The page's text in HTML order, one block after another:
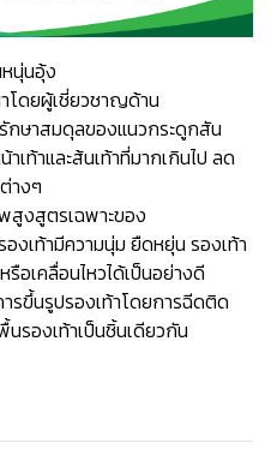
นุ่นอุ้ง
โดยผู้เชี่ยวชาญด้าน
กษาสมดุลของแนวกระดูกสัน
ท้าและส้นเท้าที่มากเกินไป ลด
างๆ
งสูตรเฉพาะของ
งเท้ามีความนุ่ม ยืดหยุ่น รองเท้า
อเคลื่อนไหวได้เป็นอย่างดี
รขึ้นรูปรองเท้าโดยการฉีดติด
รองเท้าเป็นชิ้นเดียวกัน